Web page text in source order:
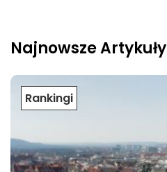
Najnowsze Artykuły
Rankingi